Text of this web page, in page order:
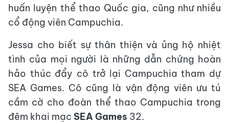
huấn luyện thể thao Quốc gia, cũng như nhiều
cổ động viên Campuchia.
Jessa cho biết sự thân thiện và ủng hộ nhiệt
tình của mọi người là những dẫn chứng hoàn
hảo thúc đẩy cô trở lại Campuchia tham dự
SEA Games. Cô cũng là vận động viên ưu tú
cầm cờ cho đoàn thể thao Campuchia trong
đêm khai mạc SEA Games 32.